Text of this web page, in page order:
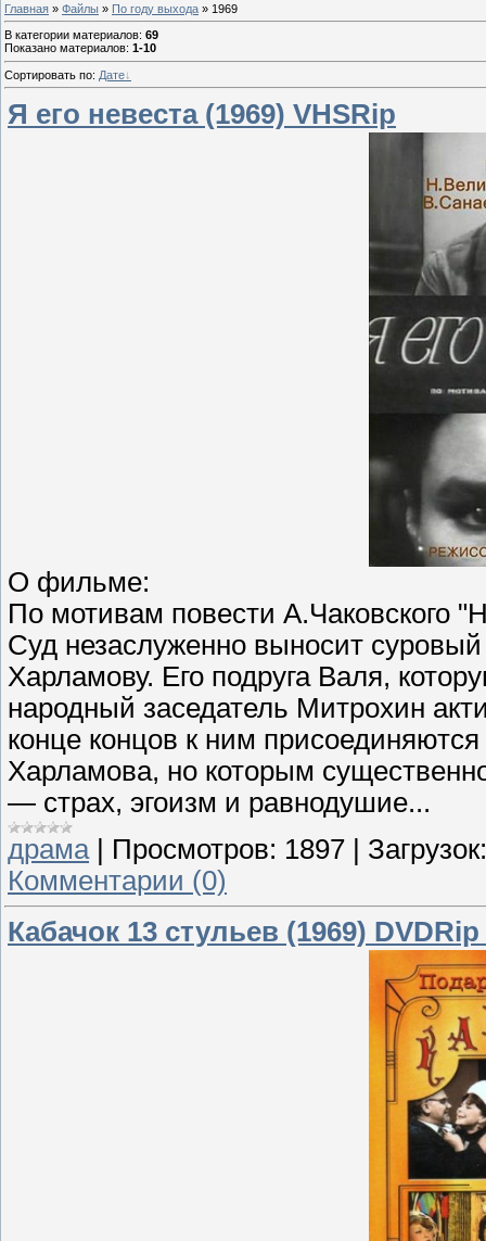
Главная » Файлы » По году выхода » 1969
В категории материалов: 69
Показано материалов: 1-10
Сортировать по: Дате
Я его невеста (1969) VHSRip
О фильме:
По мотивам повести А.Чаковского
Суд незаслуженно выносит
Харламову. Его подруга Валя,
народный заседатель Митрохин
конце концов к ним
Харламова, но которым
— страх, эгоизм и равнодушие...
драма | Просмотров: 1897 | Загрузок:
Комментарии (0)
Кабачок 13 стульев (1969)